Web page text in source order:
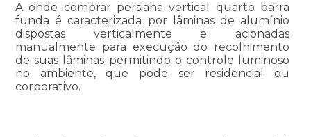
A onde comprar persiana vertical quarto barra
funda é caracterizada por lâminas de alumínio
dispostas verticalmente e acionadas
manualmente para execução do recolhimento
de suas lâminas permitindo o controle luminoso
no ambiente, que pode ser residencial ou
corporativo.